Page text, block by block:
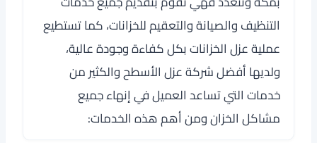
التنظيف والصيانة والتعقيم للخزانات، كما تستطيع
عملية عزل الخزانات بكل كفاءة وجودة عالية،
ولديها أفضل شركة عزل الأسطح والكثير من
خدمات التي تساعد العميل في إنهاء جميع
مشاكل الخزان ومن أهم هذه الخدمات: